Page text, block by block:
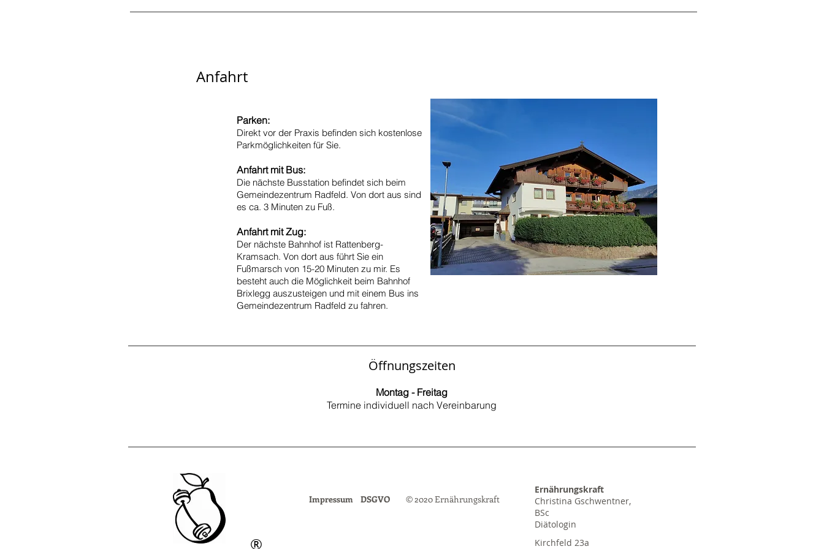
Anfahrt
Parken:
Direkt vor der Praxis befinden sich kostenlose
Parkmöglichkeiten für Sie.
Anfahrt mit Bus:
Die nächste Busstation befindet sich beim
Gemeindezentrum Radfeld. Von dort aus sind
es ca. 3 Minuten zu Fuß.
Anfahrt mit Zug:
Der nächste Bahnhof ist Rattenberg-
Kramsach. Von dort aus führt Sie ein
Fußmarsch von 15-20 Minuten zu mir. Es
besteht auch die Möglichkeit beim Bahnhof
Brixlegg auszusteigen und mit einem Bus ins
Gemeindezentrum Radfeld zu fahren.
Öffnungszeiten
Montag - Freitag
Termine individuell nach Vereinbarung
®
Impressum DSGVO © 2020 Ernährungskraft
Ernährungskraft
Christina Gschwentner,
BSc
Diätologin
Kirchfeld 23a